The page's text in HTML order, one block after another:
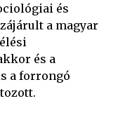
és
a magyar
és a
a forrongó